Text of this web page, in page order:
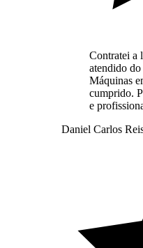
Contratei a
atendido
Máquinas
cumprido.
e
Daniel Carlos